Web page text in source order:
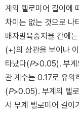
계의 텔로미어 길이에
차이는 없는 것으로 나
배자발육중지율 간에
(+)의 상관을 보이나
타났다(P>0.05). 부계
관 계수는 0.17로 유의
(P>0.05). 부계의 텔로
서 부계 텔로미어 길이